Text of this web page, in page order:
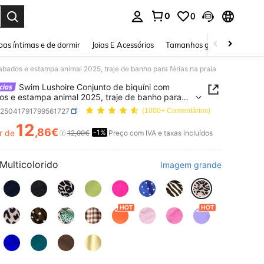
0 0
íntimas e de dormir Joias E Acessórios Tamanhos grandes
e estampa animal 2025, traje de banho para férias na praia
Swim Lushoire Conjunto de biquíni com
e estampa animal 2025, traje de banho para
praia
(1000+ Comentários)
AND AVAILABILITY
de12,86€ 12,99€ -1% Preço com IVA e taxas incluídos
Multicolorido Imagem grande